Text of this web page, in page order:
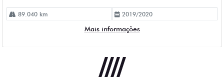
89.040 km 2019/2020
Mais informações